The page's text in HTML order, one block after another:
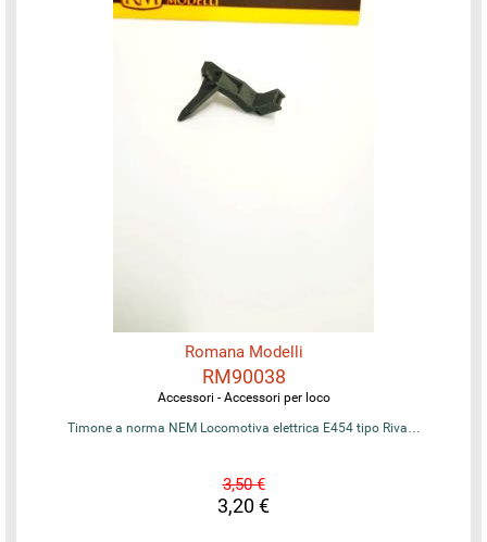
Romana Modelli
RM90038
Accessori - Accessori per loco
Timone a norma NEM Locomotiva elettrica E454 tipo Riva…
3,50 €
3,20 €